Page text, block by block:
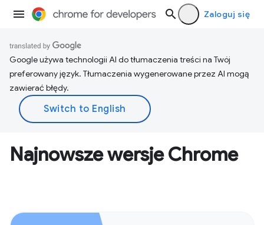
Zaloguj się
Google używa technologii AI do tłumaczenia treści na Twój
preferowany język. Tłumaczenia wygenerowane przez AI mogą
zawierać błędy.
Najnowsze wersje Chrome